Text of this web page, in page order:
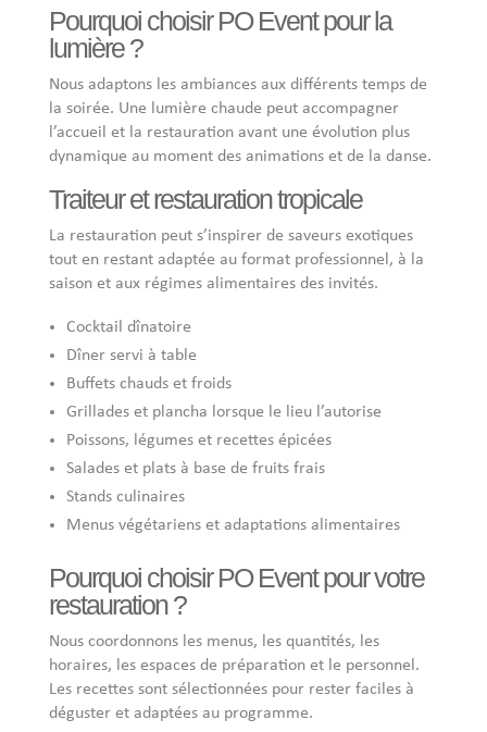
Pourquoi choisir PO Event pour la
lumière ?
Nous adaptons les ambiances aux différents temps de
la soirée. Une lumière chaude peut accompagner
l’accueil et la restauration avant une évolution plus
dynamique au moment des animations et de la danse.
Traiteur et restauration tropicale
La restauration peut s’inspirer de saveurs exotiques
tout en restant adaptée au format professionnel, à la
saison et aux régimes alimentaires des invités.
Cocktail dînatoire
Dîner servi à table
Buffets chauds et froids
Grillades et plancha lorsque le lieu l’autorise
Poissons, légumes et recettes épicées
Salades et plats à base de fruits frais
Stands culinaires
Menus végétariens et adaptations alimentaires
Pourquoi choisir PO Event pour votre
restauration ?
Nous coordonnons les menus, les quantités, les
horaires, les espaces de préparation et le personnel.
Les recettes sont sélectionnées pour rester faciles à
déguster et adaptées au programme.